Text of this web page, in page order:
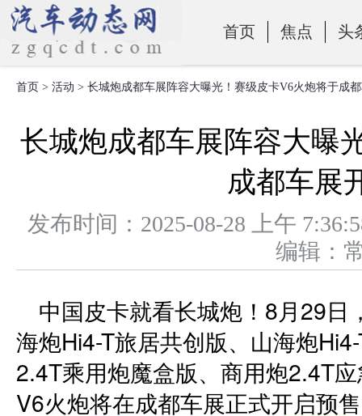
首页 焦点 头
零部件
首页 > 活动 > 长城炮成都车展阵容大曝光！赛级皮卡V6火炮将于成
长城炮成都车展阵容大曝
成都车展
发布时间：2025-08-28 上午
编辑
中国皮卡就看长城炮！8月29
海炮Hi4-T旅居共创版、山海炮
2.4T乘用炮魔盒版、商用炮2.4T
V6火炮将在成都车展正式开启预